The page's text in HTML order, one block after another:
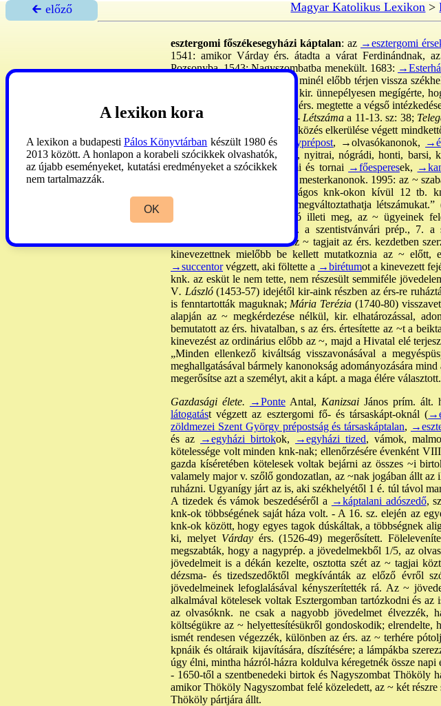
🡰 előző Magyar Katolikus Lexikon >
esztergomi főszékesegyházi káptalan: az →esztergomi
1541: amikor Várday érs. átadta a várat Ferdinándnak,
Pozsonyba, 1543: Nagyszombatba menekült. 1683:
az ogy. kimondta, hogy az ~ minél előbb térjen vissza
újabb fölterjesztésére Ferenc kir. ünnepélyesen megígérte,
1820. V. 20:
Sándor érs. megtette a végső
végezte az első
t. -Létszámaa 11-13. sz: 38;
mást nevezett ki, s az összeütközés elkerülése végett
Rangsora. A kk-ban:→nagyprépost, →olvasókanonok,
prép., szenttamáshegyi prép., nyitrai, nógrádi, honti, barsi,
fölállításáig) gömöri, zólyomi és tornai →főesperesek,
→mesterkanonok. 1995: az ~
15 mesterkanonok. A valóságos knk-okon kívül 12 tb.
kiváltságaiban, a főpásztor megváltoztathatja
tanácskozásokon az első szó illeti meg, az ~ ügyeinek
szentgyörgymezei prép., 6. a szentistvánvári prép., 7. a
ülésrendben. -Kinevezés.Az ~ tagjait az érs. kezdetben
kinevezettnek mielőbb be kellett mutatkoznia az ~
→succentorvégzett, aki föltette a →birétumot a kinevezett
knk. az esküt le nem tette, nem részesült semmiféle
V. László(1453-57) idejétől kir-aink részben az érs-re
is fenntartották maguknak; Mária Terézia (1740-80)
alapján az ~ megkérdezése nélkül, kir. elhatározással,
bemutatott az érs. hivatalban, s az érs. értesítette az ~t a
kinevezést az ordinárius előbb az ~, majd a Hivatal elé
„Minden ellenkező kiváltság visszavonásával a
meghallgatásával bármely kanonokság adományozására
megerősítse azt a személyt, akit a kápt. a maga élére
Gazdasági élete.
→PonteAntal, KanizsaiJános prím. ált.
látogatást végzett az esztergomi fő- és társaskápt-oknál (
zöldmezei Szent György prépostság és társaskáptalan,
és az
→egyházi birtokok, →egyházi tized, vámok,
kötelessége volt minden knk-nak; ellenőrzésére évenként
gazda kíséretében kötelesek voltak bejárni az összes ~i
valamely major v. szőlő gondozatlan, az ~nak jogában állt az
ruházni. Ugyanígy járt az is, aki székhelyétől 1 é. túl távol
A tizedek és vámok beszedéséről a →káptalani adószedő,
knk-ok többségének saját háza volt. - A 16. sz. elején az
knk-ok között, hogy egyes tagok dúskáltak, a többségnek
ki, melyetVárdayérs. (1526-49) megerősített.
megszabták, hogy a nagyprép. a jövedelmekből 1/5, az
jövedelmeit is a dékán kezelte, osztotta szét az ~ tagjai
dézsma- és tizedszedőktől megkívánták az előző évről
jövedelmeinek lefoglalásával kényszerítették rá. Az ~
alkalmával kötelesek voltak Esztergomban tartózkodni és
az olvasóknk. ne csak a nagyobb jövedelmet élvezzék,
költségükre az ~ helyettesítésükről gondoskodik; elrendelte,
ismét rendesen végezzék, különben az érs. az ~ terhére
kpnáik és oltáraik kijavítására, díszítésére; a lámpákba
úgy élni, mintha házról-házra koldulva kéregetnék össze
- 1650-től a szentbenedeki birtok és Nagyszombat Thököly
amikor Thököly Nagyszombat felé közeledett, az ~ két
Thököly pártjára állt.
A lexikon kora
A lexikon a budapesti Pálos Könyvtárban készült 1980 és
2013 között. A honlapon a korabeli szócikkek olvashatók,
az újabb eseményeket, kutatási eredményeket a szócikkek
nem tartalmazzák.
OK